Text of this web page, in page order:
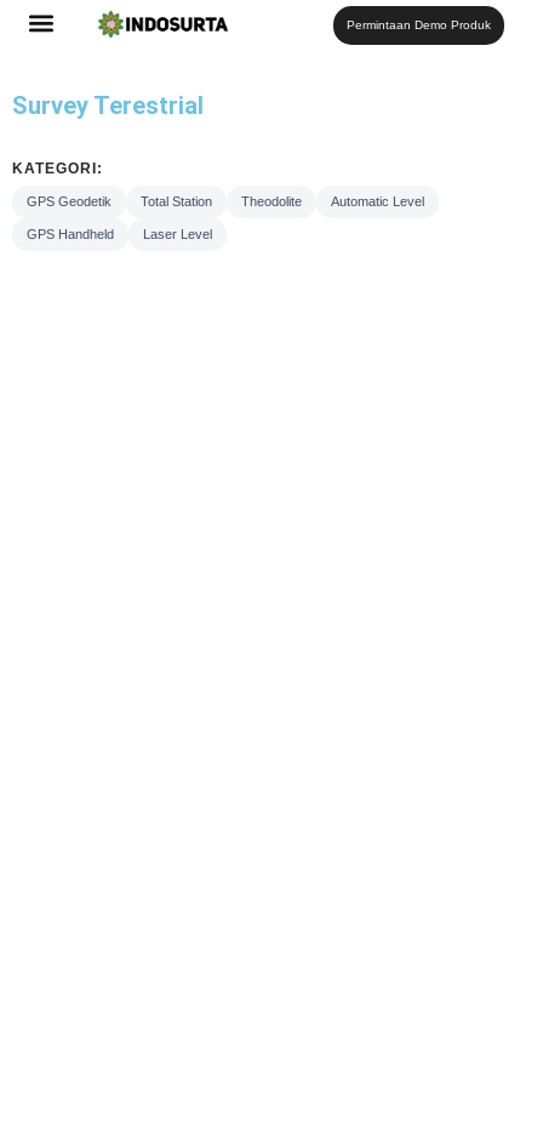
Permintaan Demo Produk
Survey Terestrial
KATEGORI:
GPS Geodetik Total Station Theodolite Automatic Level
GPS Handheld Laser Level